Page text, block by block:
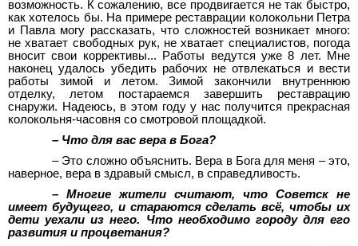
возможность. К сожалению, все продвигается не так быстро,
как хотелось бы. На примере реставрации колокольни Петра
и Павла могу рассказать, что сложностей возникает много:
не хватает свободных рук, не хватает специалистов, погода
вносит свои коррективы... Работы ведутся уже 8 лет. Мне
наконец удалось убедить рабочих не отвлекаться и вести
работы зимой и летом. Зимой закончили внутреннюю
отделку, летом постараемся завершить реставрацию
снаружи. Надеюсь, в этом году у нас получится прекрасная
колокольня-часовня со смотровой площадкой.
– Что для вас вера в Бога?
– Это сложно объяснить. Вера в Бога для меня – это,
наверное, вера в здравый смысл, в справедливость.
– Многие жители считают, что Советск не
имеет будущего, и стараются сделать всё, чтобы их
дети уехали из него. Что необходимо городу для его
развития и процветания?